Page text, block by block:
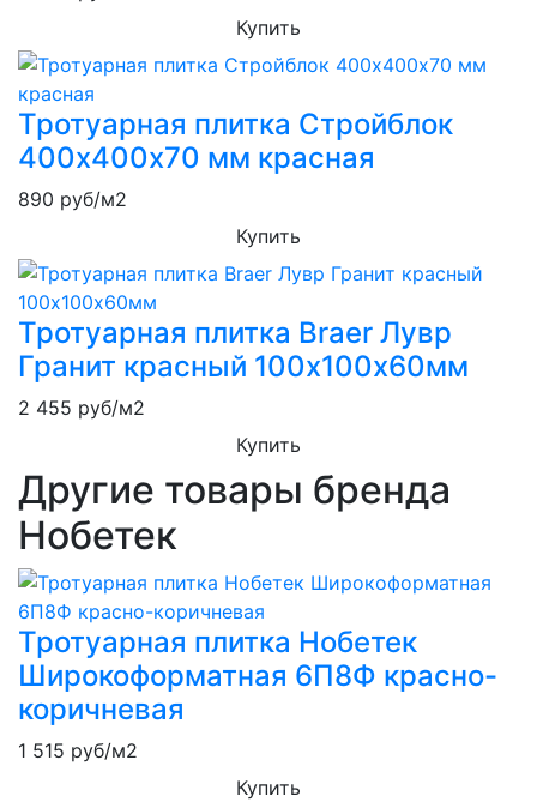
Купить
Тротуарная плитка Стройблок
400х400х70 мм красная
890 руб/м2
Купить
Тротуарная плитка Braer Лувр
Гранит красный 100х100х60мм
2 455 руб/м2
Купить
Другие товары бренда
Нобетек
Тротуарная плитка Нобетек
Широкоформатная 6П8Ф красно-
коричневая
1 515 руб/м2
Купить